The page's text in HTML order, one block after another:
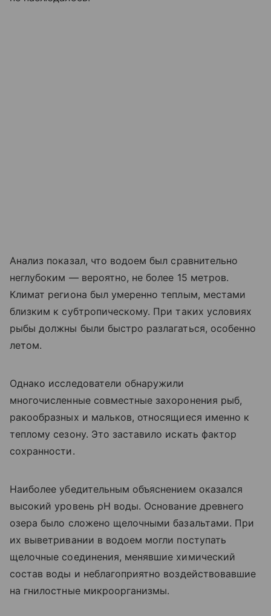
Анализ показал, что водоем был сравнительно
неглубоким — вероятно, не более 15 метров.
Климат региона был умеренно теплым, местами
близким к субтропическому. При таких условиях
рыбы должны были быстро разлагаться, особенно
летом.
Однако исследователи обнаружили
многочисленные совместные захоронения рыб,
ракообразных и мальков, относящиеся именно к
теплому сезону. Это заставило искать фактор
сохранности.
Наиболее убедительным объяснением оказался
высокий уровень pH воды. Основание древнего
озера было сложено щелочными базальтами. При
их выветривании в водоем могли поступать
щелочные соединения, менявшие химический
состав воды и неблагоприятно воздействовавшие
на гнилостные микроорганизмы.